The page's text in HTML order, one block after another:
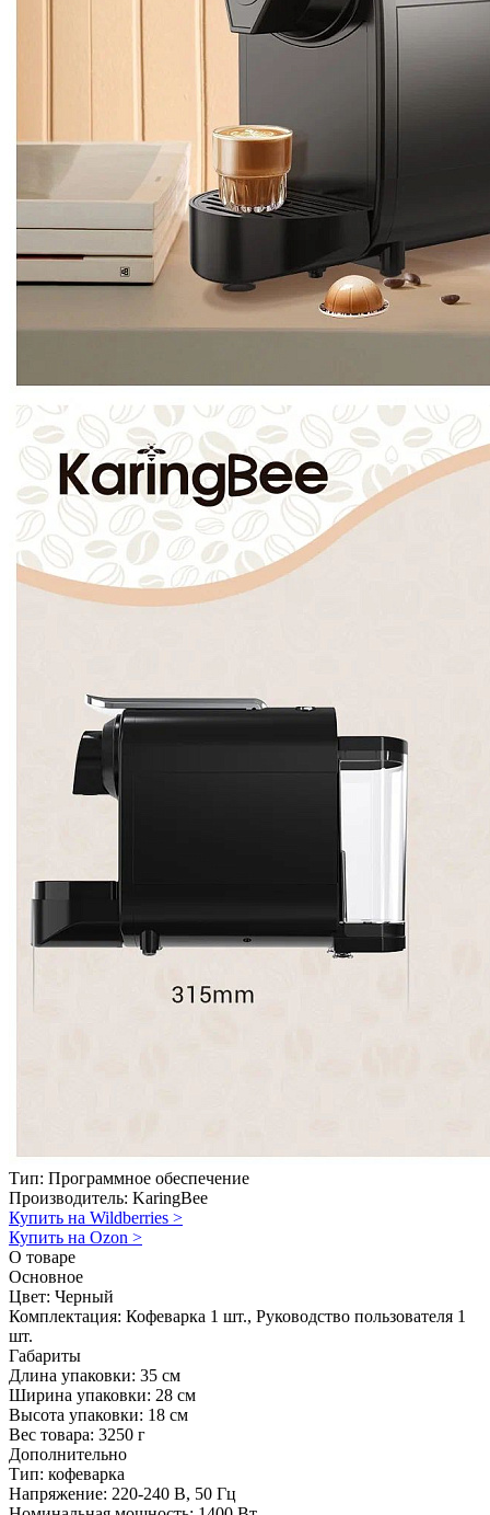
Тип: Программное обеспечение
Производитель: KaringBee
Купить на Wildberries >
Купить на Ozon >
О товаре
Основное
Цвет: Черный
Комплектация: Кофеварка 1 шт., Руководство пользователя 1
шт.
Габариты
Длина упаковки: 35 см
Ширина упаковки: 28 см
Высота упаковки: 18 см
Вес товара: 3250 г
Дополнительно
Тип: кофеварка
Напряжение: 220-240 В, 50 Гц